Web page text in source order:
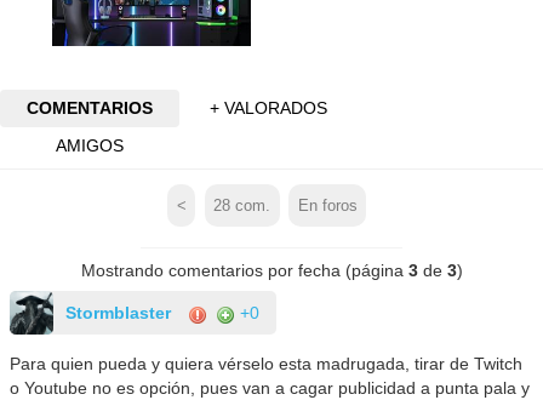
COMENTARIOS
+ VALORADOS
AMIGOS
< 28 com. En foros
Mostrando comentarios por fecha (página 3de 3)
Stormblaster +0
Para quien pueda y quiera vérselo esta madrugada, tirar de Twitch
o Youtube no es opción, pues van a cagar publicidad a punta pala y